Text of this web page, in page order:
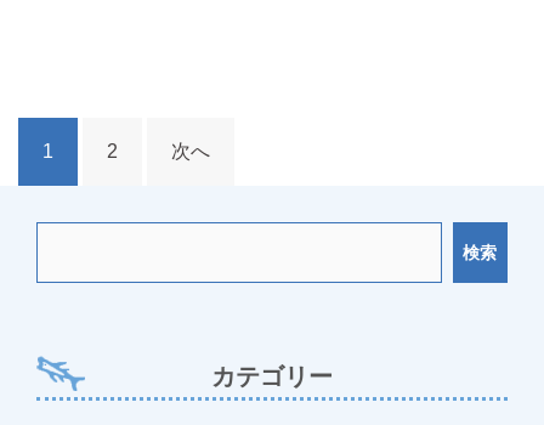
稿
ビ
ョ
ン
1 2 次へ
検索
カテゴリー